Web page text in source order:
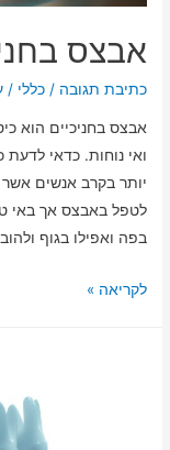
אבצס
כתיבת תגובה /כללי /
אבצס בחניכיים הוא
ואי נוחות. כדאי
יותר בקרב אנשים
לטפל באבצס אך באי
בפה ואפילו בגוף
לקריאה »